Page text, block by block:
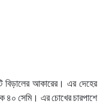
বিড়ালের আকারের। এর দেহের
৪০ সেমি। এর চোখের চারপাশে